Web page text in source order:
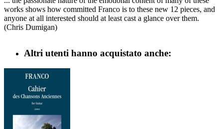
works shows how committed Franco is to these new 12 pieces, and
anyone at all interested should at least cast a glance over them.
(Chris Dumigan)
Altri utenti hanno acquistato anche: